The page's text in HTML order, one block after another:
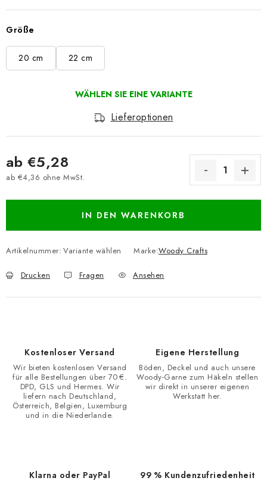
Größe
20 cm 22 cm
Lieferoptionen
ab €5,28
ab €4,36 ohne MwSt.
IN DEN WARENKORB
Artikelnummer: Variante wählen Marke:Woody Crafts
Drucken Fragen Ansehen
Kostenloser Versand
Wir bieten kostenlosen Versand
für alle Bestellungen über 70 €.
DPD, GLS und Hermes. Wir
liefern nach Deutschland,
Österreich, Belgien, Luxemburg
und in die Niederlande.
Eigene Herstellung
Böden, Deckel und auch unsere
Woody-Garne zum Häkeln stellen
wir direkt in unserer eigenen
Werkstatt her.
Klarna oder PayPal 99 % Kundenzufriedenheit